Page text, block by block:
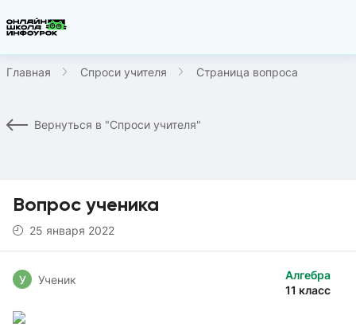
Главная Спроси учителя Страница вопроса
Вернуться в "Спроси учителя"
Вопрос ученика
25 января 2022
Алгебра
11 класс
У Ученик